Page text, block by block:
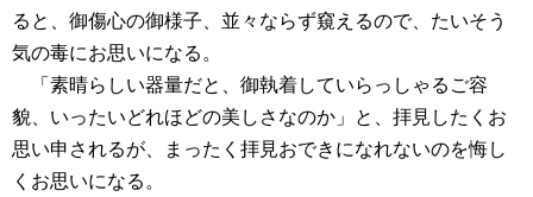
ると、御傷心の御様子、並々ならず窺えるので、たいそう
気の毒にお思いになる。
「素晴らしい器量だと、御執着していらっしゃるご容
貌、いったいどれほどの美しさなのか」と、拝見したくお
思い申されるが、まったく拝見おできになれないのを悔し
くお思いになる。